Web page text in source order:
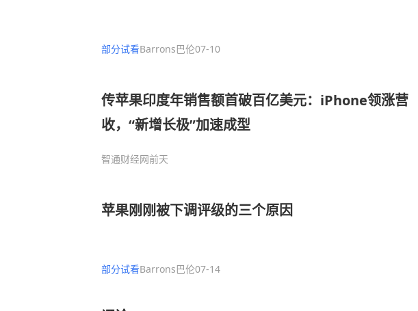
部分试看Barrons巴伦07-10
传苹果印度年销售额首破百亿美元：iPhone领涨营
收，“新增长极”加速成型
智通财经网前天
苹果刚刚被下调评级的三个原因
部分试看Barrons巴伦07-14